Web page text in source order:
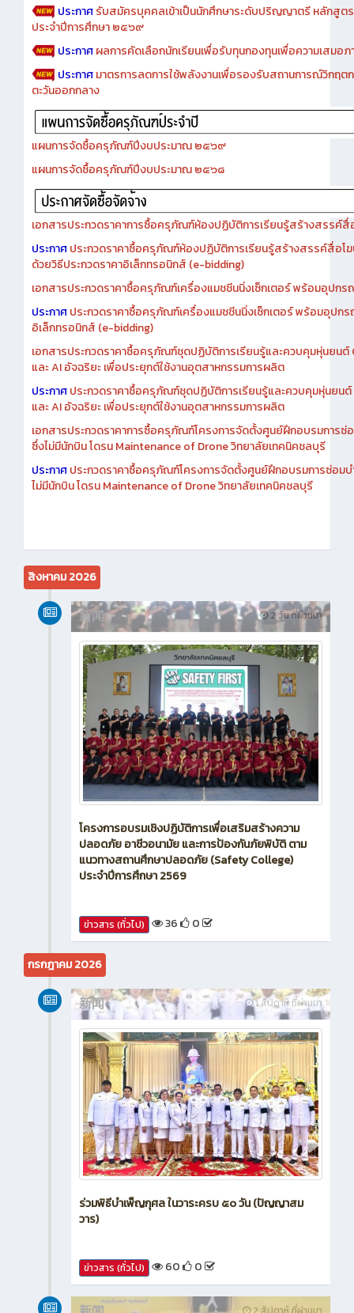
ประกาศรับสมัครบุคคลเข้าเป็นนักศึกษาระดับปริญญาตรี หลักสูต
ประจำปีการศึกษา ๒๕๖๙
ประกาศผลการคัดเลือกนักเรียนเพื่อรับทุนกองทุนเพื่อความเสมอ
ประกาศมาตรการลดการใช้พลังงานเพื่อรองรับสถานการณ์วิกฤ
ตะวันออกกลาง
แผนการจัดซื้อครุภัณฑ์ปีงบประมาณ ๒๕๖๙
แผนการจัดซื้อครุภัณฑ์ปีงบประมาณ ๒๕๖๘
เอกสารประกวดราคาการซื้อครุภัณฑ์ห้องปฏิบัติการเรียนรู้สร้างสรรค์
ประกาศประกวดราคาซื้อครุภัณฑ์ห้องปฏิบัติการเรียนรู้สร้างสรรค์สื่อโ
ด้วยวิธีประกวดราคาอิเล็กทรอนิกส์ (e-bidding)
เอกสารประกวดราคาซื้อครุภัณฑ์เครื่องแมชชีนนิ่งเซ็กเตอร์ พร้อมอุปก
ประกาศประกวดราคาซื้อครุภัณฑ์เครื่องแมชชีนนิ่งเซ็กเตอร์ พร้อมอุปก
อิเล็กทรอนิกส์ (e-bidding)
เอกสารประกวดราคาซื้อครุภัณฑ์ชุดปฏิบัติการเรียนรู้และควบคุมหุ่นยน
และ AI อัจฉริยะ เพื่อประยุกต์ใช้งานอุตสาหกรรมการผลิต
ประกาศประกวดราคาซื้อครุภัณฑ์ชุดปฏิบัติการเรียนรู้และควบคุมหุ่นยน
และ AI อัจฉริยะ เพื่อประยุกต์ใช้งานอุตสาหกรรมการผลิต
เอกสารประกวดราคาการซื้อครุภัณฑ์โครงการจัดตั้งศูนย์ฝึกอบรมการซ่
ซึ่งไม่มีนักบิน โดรน Maintenance of Drone วิทยาลัยเทคนิคชลบุรี
ประกาศประกวดราคาซื้อครุภัณฑ์โครงการจัดตั้งศูนย์ฝึกอบรมการซ่อมบ
ไม่มีนักบิน โดรน Maintenance of Drone วิทยาลัยเทคนิคชลบุรี
สิงหาคม 2026
2 วัน ที่ผ่านมา
新闻
โครงการอบรมเชิงปฏิบัติการเพื่อเสริมสร้างความ
ปลอดภัย อาชีวอนามัย และการป้องกันภัยพิบัติ ตาม
แนวทางสถานศึกษาปลอดภัย (Safety College)
ประจำปีการศึกษา 2569
ข่าวสาร (ทั่วไป) 36 0
กรกฎาคม 2026
1 สัปดาห์ ที่ผ่านมา
新闻
ร่วมพิธีบำเพ็ญกุศล ในวาระครบ ๕๐ วัน (ปัญญาสม
วาร)
ข่าวสาร (ทั่วไป) 60 0